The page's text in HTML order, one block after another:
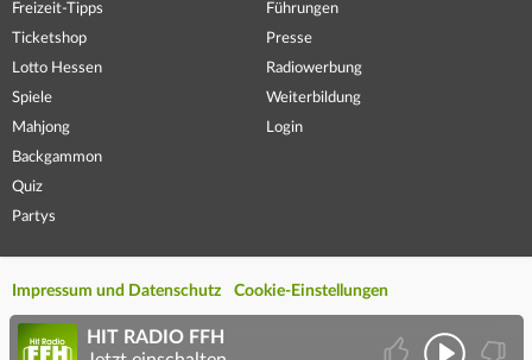
Freizeit-Tipps
Ticketshop
Lotto Hessen
Spiele
Mahjong
Backgammon
Quiz
Partys
Führungen
Presse
Radiowerbung
Weiterbildung
Login
Impressum und Datenschutz Cookie-Einstellungen
HIT RADIO FFH